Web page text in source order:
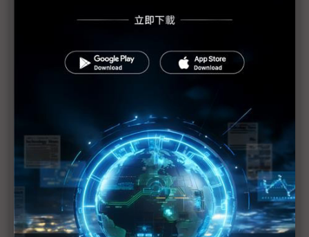
陳立武與川普關鍵40分鐘會談 將政治阻力化為英特
評析：美國「創世紀任務」AI科研戰略對台灣供應鏈
InP基板荒恐成AI傳輸供應瓶頸 英特磊採雙策略提高
效率
西方放慢腳步、中系奇襲突圍 全球汽車電動化2026
從激進轉向現實